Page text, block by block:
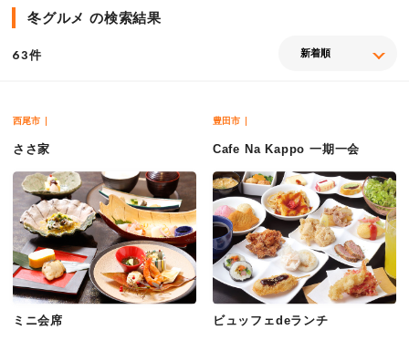
冬グルメ の検索結果
63件
西尾市
ささ家
ミニ会席
豊田市
Cafe Na Kappo 一期一会
ビュッフェdeランチ